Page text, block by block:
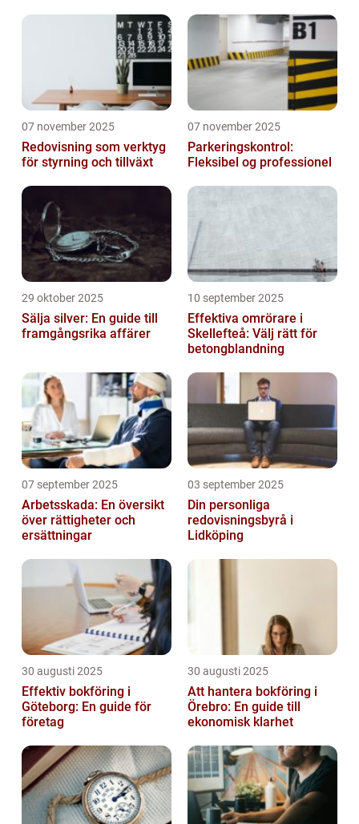
07 november 2025
Redovisning som verktyg
för styrning och tillväxt
07 november 2025
Parkeringskontrol:
Fleksibel og professionel
29 oktober 2025
Sälja silver: En guide till
framgångsrika affärer
10 september 2025
Effektiva omrörare i
Skellefteå: Välj rätt för
betongblandning
07 september 2025
Arbetsskada: En översikt
över rättigheter och
ersättningar
03 september 2025
Din personliga
redovisningsbyrå i
Lidköping
30 augusti 2025
Effektiv bokföring i
Göteborg: En guide för
företag
30 augusti 2025
Att hantera bokföring i
Örebro: En guide till
ekonomisk klarhet